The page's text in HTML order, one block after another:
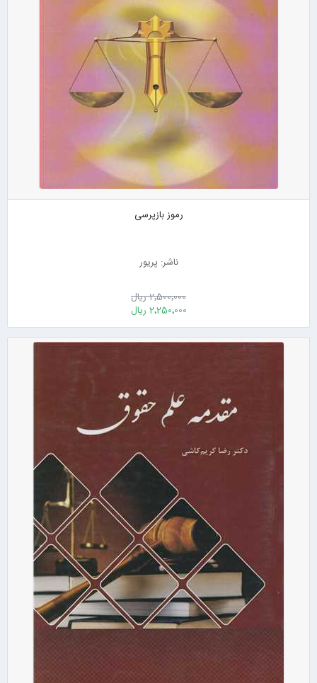
رموز بازپرسی
ناشر: پریور
2٬500٬000 ریال
2٬250٬000 ریال